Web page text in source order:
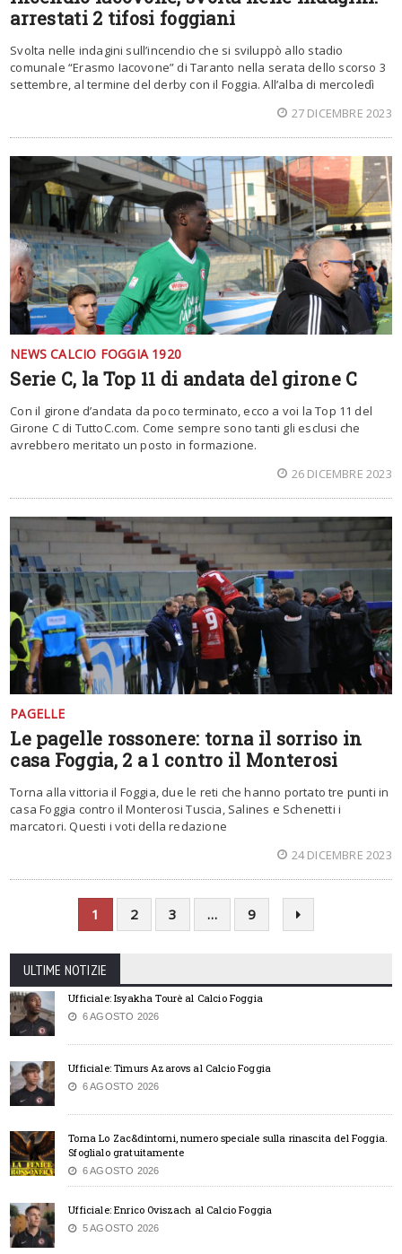
arrestati 2 tifosi foggiani
Svolta nelle indagini sull’incendio che si sviluppò allo stadio
comunale “Erasmo Iacovone” di Taranto nella serata dello scorso 3
settembre, al termine del derby con il Foggia. All’alba di mercoledì
27 DICEMBRE 2023
NEWS CALCIO FOGGIA 1920
Serie C, la Top 11 di andata del girone C
Con il girone d’andata da poco terminato, ecco a voi la Top 11 del
Girone C di TuttoC.com. Come sempre sono tanti gli esclusi che
avrebbero meritato un posto in formazione.
26 DICEMBRE 2023
PAGELLE
Le pagelle rossonere: torna il sorriso in
casa Foggia, 2 a 1 contro il Monterosi
Torna alla vittoria il Foggia, due le reti che hanno portato tre punti in
casa Foggia contro il Monterosi Tuscia, Salines e Schenetti i
marcatori. Questi i voti della redazione
24 DICEMBRE 2023
1 2 3 … 9
ULTIME NOTIZIE
Ufficiale: Isyakha Tourè al Calcio Foggia
6 AGOSTO 2026
Ufficiale: Timurs Azarovs al Calcio Foggia
6 AGOSTO 2026
Torna Lo Zac&dintorni, numero speciale sulla rinascita del Foggia.
Sfoglialo gratuitamente
6 AGOSTO 2026
Ufficiale: Enrico Oviszach al Calcio Foggia
5 AGOSTO 2026